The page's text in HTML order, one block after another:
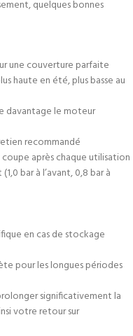
quelques bonnes
une couverture parfaite
haute en été, plus basse au
davantage le moteur
recommandé
après chaque utilisation
bar à l’avant, 0,8 bar à
en cas de stockage
pour les longues périodes
significativement la
votre retour sur